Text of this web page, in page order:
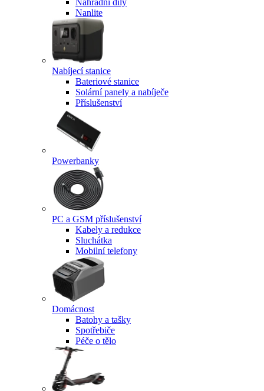
Náhradní díly
Nanlite
Nabíjecí stanice
Bateriové stanice
Solární panely a nabíječe
Příslušenství
Powerbanky
PC a GSM příslušenství
Kabely a redukce
Sluchátka
Mobilní telefony
Domácnost
Batohy a tašky
Spotřebiče
Péče o tělo